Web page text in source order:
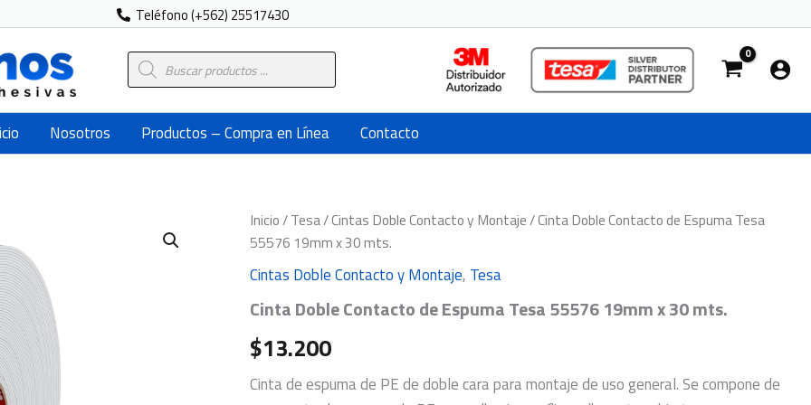
Teléfono (+562) 25517430
Búsqueda
de
Nosotros Productos – Compra en Línea Contacto
Inicio/Tesa/Cintas Doble Contacto y Montaje/ Cinta Doble Contacto de Espuma Tesa
55576 19mm x 30 mts.
Cintas Doble Contacto y Montaje, Tesa
Cinta Doble Contacto de Espuma Tesa 55576 19mm x 30 mts.
$13.200
Cinta de espuma de PE de doble cara para montaje de uso general. Se compone de